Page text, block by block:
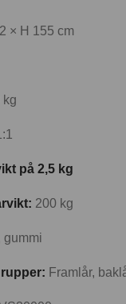
× H 155 cm
kg
på 2,5 kg
200 kg
gummi
Framlår,